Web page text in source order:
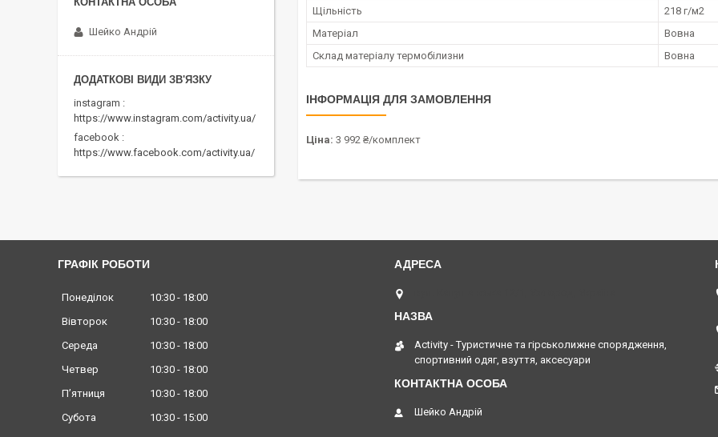
Щільність
218 г/м2
Матеріал
Вовна
Склад матеріалу термобілизни
Вовна
ІНФОРМАЦІЯ ДЛЯ ЗАМОВЛЕННЯ
Ціна: 3 992 ₴/комплект
Шейко Андрій
instagram
https://www.instagram.com/activity.ua/
facebook
https://www.facebook.com/activity.ua/
ГРАФІК РОБОТИ
Понеділок 10:30
18:00
Вівторок
10:30
18:00
Середа
10:30
18:00
Четвер
10:30
18:00
Пʼятниця
10:30
18:00
Субота
10:30
15:00
Activity - Туристичне та гірськолижне спорядження,
спортивний одяг, взуття, аксесуари
Шейко Андрій